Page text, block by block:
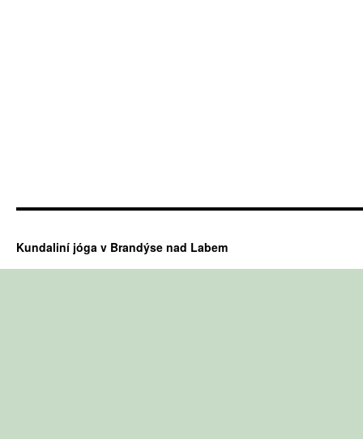
Kundaliní jóga v Brandýse nad Labem